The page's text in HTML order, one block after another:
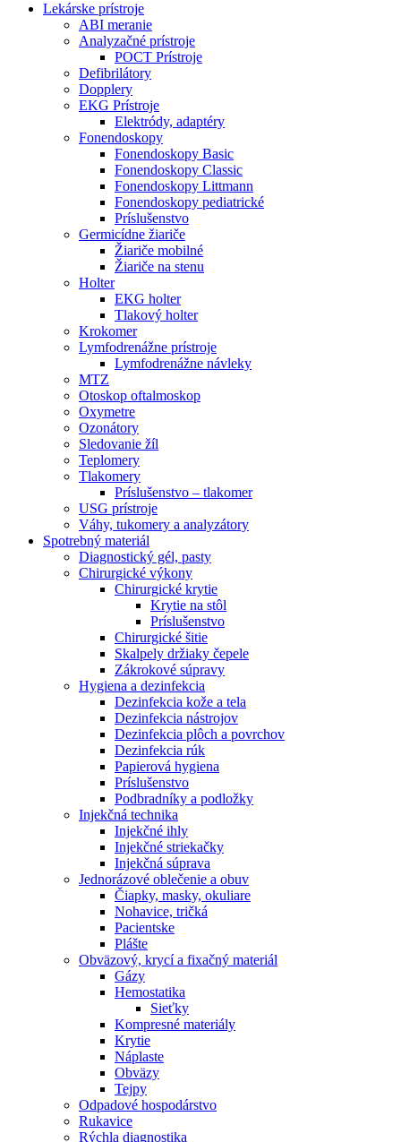
Lekárske prístroje
ABI meranie
Analyzačné prístroje
POCT Prístroje
Defibrilátory
Dopplery
EKG Prístroje
Elektródy, adaptéry
Fonendoskopy
Fonendoskopy Basic
Fonendoskopy Classic
Fonendoskopy Littmann
Fonendoskopy pediatrické
Príslušenstvo
Germicídne žiariče
Žiariče mobilné
Žiariče na stenu
Holter
EKG holter
Tlakový holter
Krokomer
Lymfodrenážne prístroje
Lymfodrenážne návleky
MTZ
Otoskop oftalmoskop
Oxymetre
Ozonátory
Sledovanie žíl
Teplomery
Tlakomery
Príslušenstvo – tlakomer
USG prístroje
Váhy, tukomery a analyzátory
Spotrebný materiál
Diagnostický gél, pasty
Chirurgické výkony
Chirurgické krytie
Krytie na stôl
Príslušenstvo
Chirurgické šitie
Skalpely držiaky čepele
Zákrokové súpravy
Hygiena a dezinfekcia
Dezinfekcia kože a tela
Dezinfekcia nástrojov
Dezinfekcia plôch a povrchov
Dezinfekcia rúk
Papierová hygiena
Príslušenstvo
Podbradníky a podložky
Injekčná technika
Injekčné ihly
Injekčné striekačky
Injekčná súprava
Jednorázové oblečenie a obuv
Čiapky, masky, okuliare
Nohavice, tričká
Pacientske
Plášte
Obväzový, krycí a fixačný materiál
Gázy
Hemostatika
Sieťky
Kompresné materiály
Krytie
Náplaste
Obväzy
Tejpy
Odpadové hospodárstvo
Rukavice
Rýchla diagnostika